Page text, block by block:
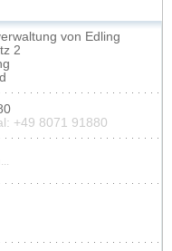
von Edling
2
+49 8071 91880